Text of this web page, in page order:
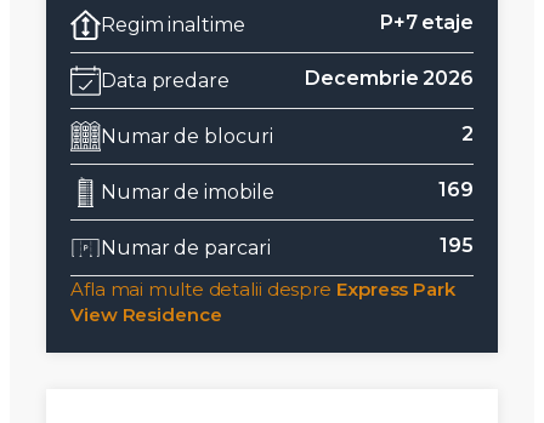
Regim inaltime P+7 etaje
Data predare Decembrie 2026
Numar de blocuri 2
Numar de imobile 169
Numar de parcari
195
Afla mai multe detalii despre Express Park
View Residence